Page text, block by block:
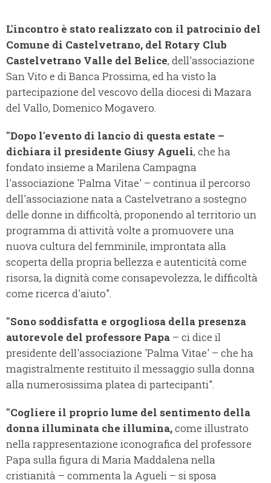
L'incontro è stato realizzato con il patrocinio del
Comune di Castelvetrano, del Rotary Club
Castelvetrano Valle del Belice, dell'associazione
San Vito e di Banca Prossima, ed ha visto la
partecipazione del vescovo della diocesi di Mazara
del Vallo, Domenico Mogavero.
"Dopo l'evento di lancio di questa estate –
dichiara il presidente Giusy Agueli, che ha
fondato insieme a Marilena Campagna
l'associazione 'Palma Vitae' – continua il percorso
dell'associazione nata a Castelvetrano a sostegno
delle donne in difficoltà, proponendo al territorio un
programma di attività volte a promuovere una
nuova cultura del femminile, improntata alla
scoperta della propria bellezza e autenticità come
risorsa, la dignità come consapevolezza, le difficoltà
come ricerca d'aiuto".
"Sono soddisfatta e orgogliosa della presenza
autorevole del professore Papa – ci dice il
presidente dell'associazione 'Palma Vitae' – che ha
magistralmente restituito il messaggio sulla donna
alla numerosissima platea di partecipanti".
"Cogliere il proprio lume del sentimento della
donna illuminata che illumina,come illustrato
nella rappresentazione iconografica del professore
Papa sulla figura di Maria Maddalena nella
cristianità – commenta la Agueli – si sposa